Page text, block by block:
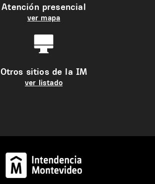
Atención presencial
ver mapa
Otros sitios de la IM
ver listado